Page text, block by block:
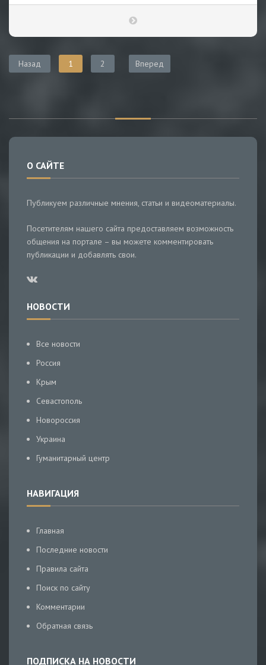
Назад 1 2 Вперед
О САЙТЕ
Публикуем различные мнения, статьи и видеоматериалы.
Посетителям нашего сайта предоставляем возможность
общения на портале – вы можете комментировать
публикации и добавлять свои.
НОВОСТИ
Все новости
Россия
Крым
Севастополь
Новороссия
Украина
Гуманитарный центр
НАВИГАЦИЯ
Главная
Последние новости
Правила сайта
Поиск по сайту
Комментарии
Обратная связь
ПОДПИСКА НА НОВОСТИ